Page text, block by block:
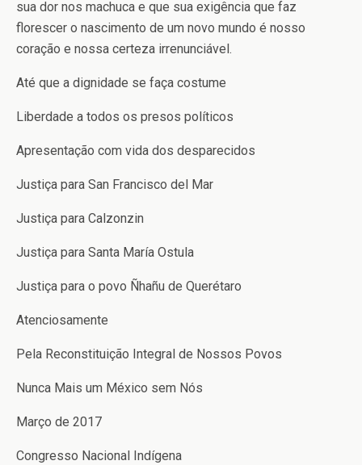
sua dor nos machuca e que sua exigência que faz
florescer o nascimento de um novo mundo é nosso
coração e nossa certeza irrenunciável.
Até que a dignidade se faça costume
Liberdade a todos os presos políticos
Apresentação com vida dos desparecidos
Justiça para San Francisco del Mar
Justiça para Calzonzin
Justiça para Santa María Ostula
Justiça para o povo Ñhañu de Querétaro
Atenciosamente
Pela Reconstituição Integral de Nossos Povos
Nunca Mais um México sem Nós
Março de 2017
Congresso Nacional Indígena